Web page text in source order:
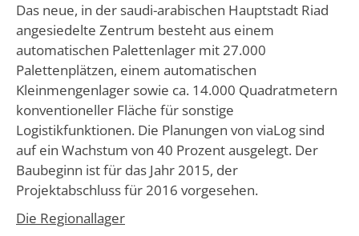
Das neue, in der saudi-arabischen Hauptstadt Riad
angesiedelte Zentrum besteht aus einem
automatischen Palettenlager mit 27.000
Palettenplätzen, einem automatischen
Kleinmengenlager sowie ca. 14.000 Quadratmetern
konventioneller Fläche für sonstige
Logistikfunktionen. Die Planungen von viaLog sind
auf ein Wachstum von 40 Prozent ausgelegt. Der
Baubeginn ist für das Jahr 2015, der
Projektabschluss für 2016 vorgesehen.
Die Regionallager